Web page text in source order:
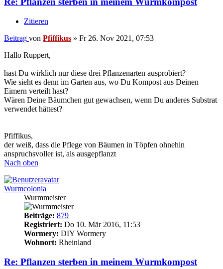
Zitieren
Beitrag von Pfiffikus » Fr 26. Nov 2021, 07:53
Hallo Ruppert,
hast Du wirklich nur diese drei Pflanzenarten ausprobiert?
Wie sieht es denn im Garten aus, wo Du Kompost aus Deinen
Eimern verteilt hast?
Wären Deine Bäumchen gut gewachsen, wenn Du anderes Substrat
verwendet hättest?
Pfiffikus,
der weiß, dass die Pflege von Bäumen in Töpfen ohnehin
anspruchsvoller ist, als ausgepflanzt
Nach oben
Wurmcolonia
Wurmmeister
Beiträge: 879
Registriert: Do 10. Mär 2016, 11:53
Wormery: DIY Wormery
Wohnort: Rheinland
Re: Pflanzen sterben in meinem Wurmkompost